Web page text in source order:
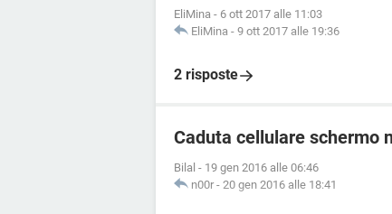
EliMina - 6 ott 2017 alle 11:03
EliMina - 9 ott 2017 alle 19:36
2 risposte
Caduta cellulare schermo
Bilal - 19 gen 2016 alle 06:46
n00r - 20 gen 2016 alle 18:41